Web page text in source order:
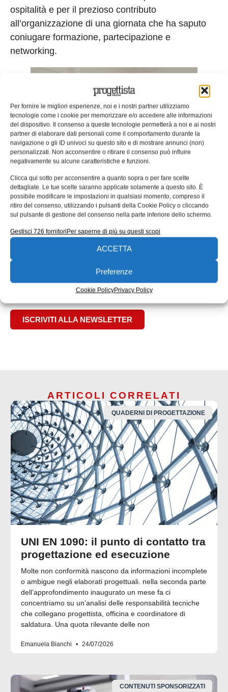
Per fornire le migliori esperienze, noi e i nostri partner utilizziamo
tecnologie come i cookie per memorizzare e/o accedere alle informazioni
del dispositivo. Il consenso a queste tecnologie permetterà a noi e ai nostri
partner di elaborare dati personali come il comportamento durante la
navigazione o gli ID univoci su questo sito e di mostrare annunci (non)
personalizzati. Non acconsentire o ritirare il consenso può influire
negativamente su alcune caratteristiche e funzioni.
Clicca qui sotto per acconsentire a quanto sopra o per fare scelte
dettagliate. Le tue scelte saranno applicate solamente a questo sito. È
possibile modificare le impostazioni in qualsiasi momento, compreso il
ritiro del consenso, utilizzando i pulsanti della Cookie Policy o cliccando
sul pulsante di gestione del consenso nella parte inferiore dello schermo.
Gestisci 726 fornitoriPer saperne di più su questi scopi
ACCETTA
Preferenze
Cookie PolicyPrivacy Policy
ospitalità e per il prezioso contributo
all’organizzazione di una giornata che ha saputo
coniugare formazione, partecipazione e
networking.
Alan Catturini, Presidente TMP, e i soci di Caldara
Plast, sede che ha ospitato l’Assemblea generale
dell’associazione.
EDICOLA WEB
ISCRIVITI ALLA NEWSLETTER
ARTICOLI CORRELATI
QUADERNI DI PROGETTAZIONE
UNI EN 1090: il punto di contatto tra
progettazione ed esecuzione
Molte non conformità nascono da informazioni incomplete
o ambigue negli elaborati progettuali. nella seconda parte
dell’approfondimento inaugurato un mese fa ci
concentriamo su un’analisi delle responsabilità tecniche
che collegano progettista, officina e coordinatore di
saldatura. Una quota rilevante delle non
Emanuela Bianchi 24/07/2026
CONTENUTI SPONSORIZZATI